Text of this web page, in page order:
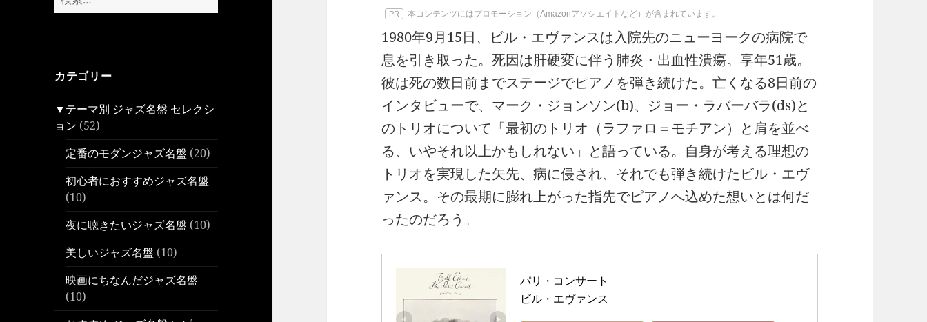
索:
カテゴリー
▼テーマ別 ジャズ名盤 セレクシ
ョン (52)
定番のモダンジャズ名盤 (20)
初心者におすすめジャズ名盤
(10)
夜に聴きたいジャズ名盤 (10)
美しいジャズ名盤 (10)
映画にちなんだジャズ名盤
(10)
PR 本コンテンツにはプロモーション（Amazonアソシエイトなど）が含まれています。
1980年9月15日、ビル・エヴァンスは入院先のニューヨークの病院で
息を引き取った。死因は肝硬変に伴う肺炎・出血性潰瘍。享年51歳。
彼は死の数日前までステージでピアノを弾き続けた。亡くなる8日前の
インタビューで、マーク・ジョンソン(b)、ジョー・ラバーバラ(ds)と
のトリオについて「最初のトリオ（ラファロ＝モチアン）と肩を並べ
る、いやそれ以上かもしれない」と語っている。自身が考える理想の
トリオを実現した矢先、病に侵され、それでも弾き続けたビル・エヴ
ァンス。その最期に膨れ上がった指先でピアノへ込めた想いとは何だ
ったのだろう。
パリ・コンサート
ビル・エヴァンス